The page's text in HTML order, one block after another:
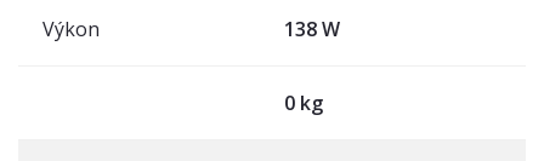
Výkon 138 W
0 kg